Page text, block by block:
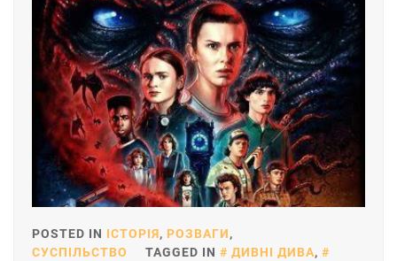
POSTED IN ІСТОРІЯ, РОЗВАГИ,
СУСПІЛЬСТВО
TAGGED IN ДИВНІ ДИВА,